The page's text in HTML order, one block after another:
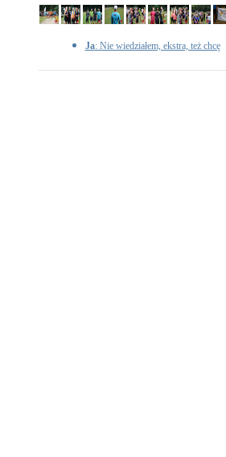
Ja: Nie wiedziałem, ekstra, też chcę